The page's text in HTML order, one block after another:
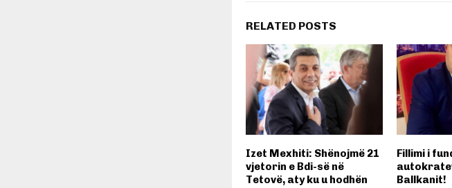
RELATED POSTS
Izet Mexhiti: Shënojmë 21
vjetorin e Bdi-së në
Tetovë, aty ku u hodhën
Fillimi i
Ballkanit!